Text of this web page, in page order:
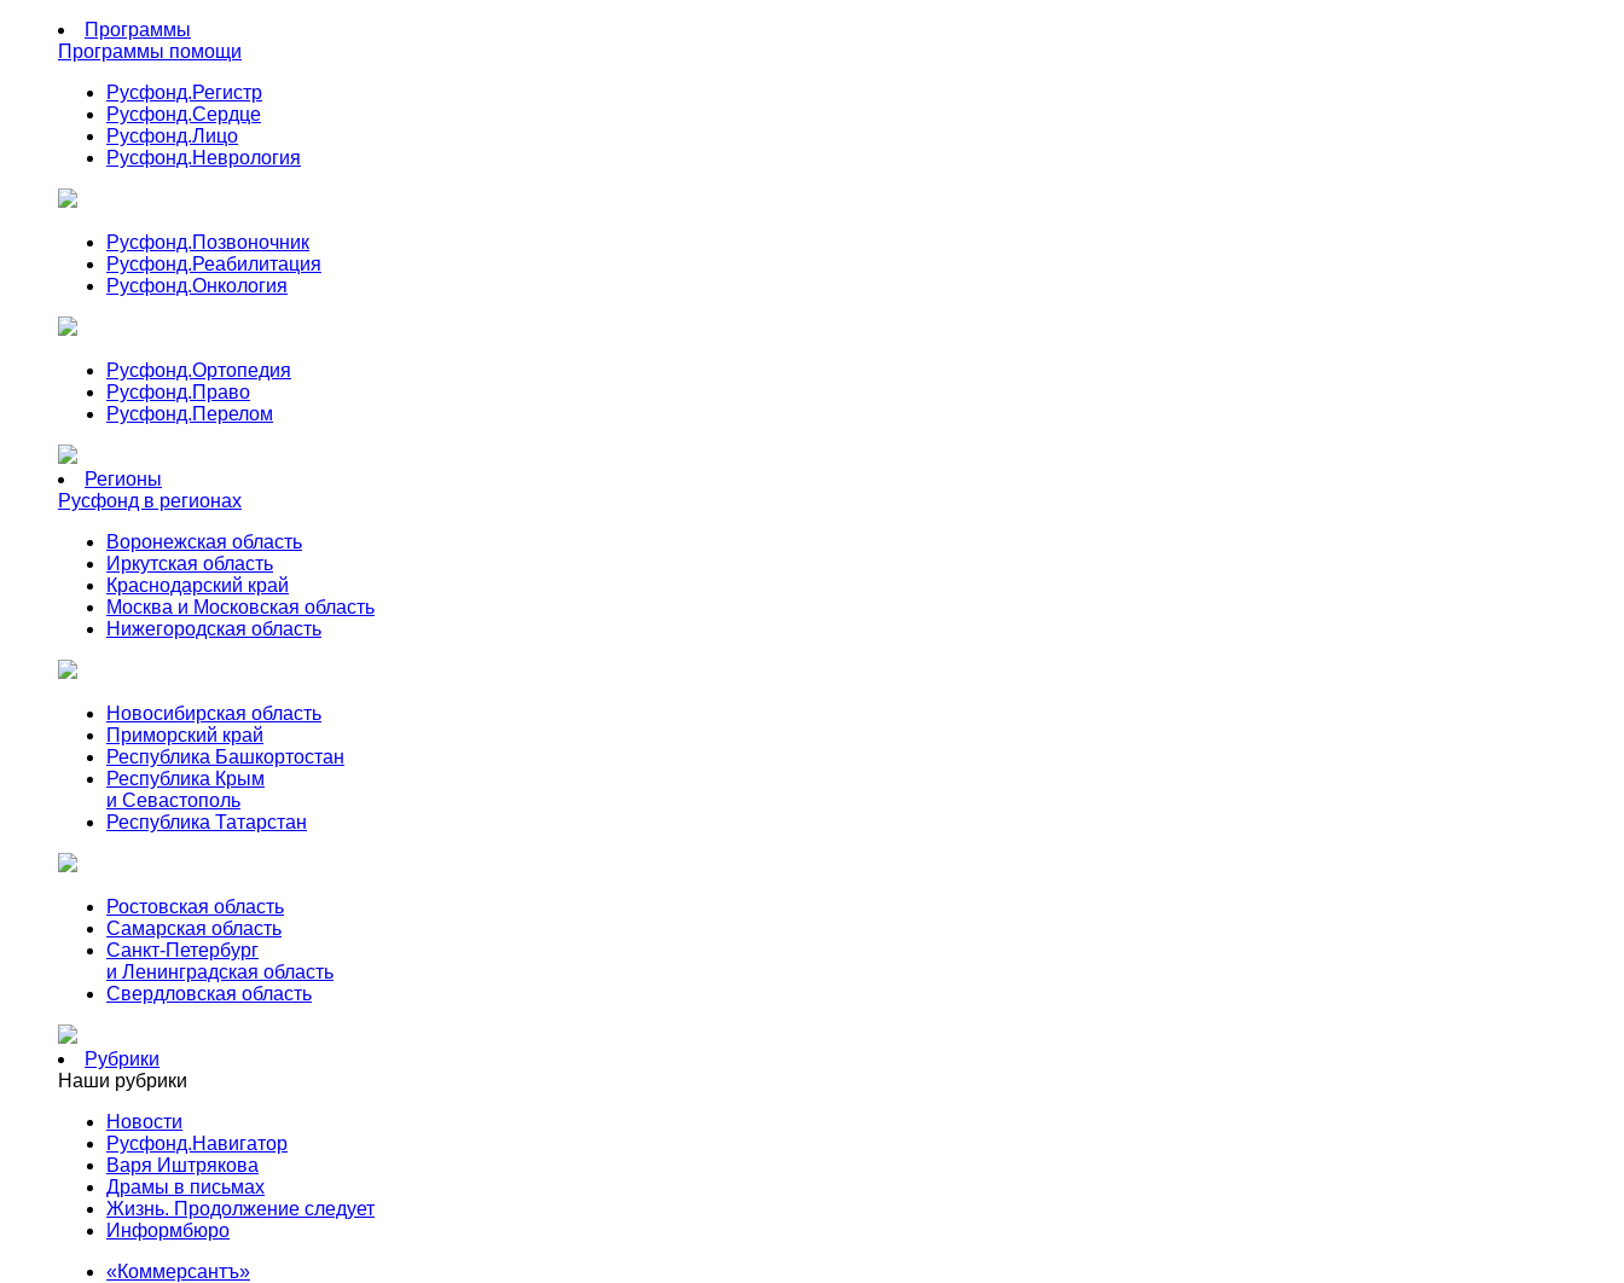
Программы
Программы помощи
Русфонд.Регистр
Русфонд.Сердце
Русфонд.Лицо
Русфонд.Неврология
Русфонд.Позвоночник
Русфонд.Реабилитация
Русфонд.Онкология
Русфонд.Ортопедия
Русфонд.Право
Русфонд.Перелом
Регионы
Русфонд в регионах
Воронежская область
Иркутская область
Краснодарский край
Москва и Московская область
Нижегородская область
Новосибирская область
Приморский край
Республика Башкортостан
Республика Крым
и Севастополь
Республика Татарстан
Ростовская область
Самарская область
Санкт-Петербург
и Ленинградская область
Свердловская область
Рубрики
Наши рубрики
Новости
Русфонд.Навигатор
Варя Иштрякова
Драмы в письмах
Жизнь. Продолжение следует
Информбюро
«Коммерсантъ»